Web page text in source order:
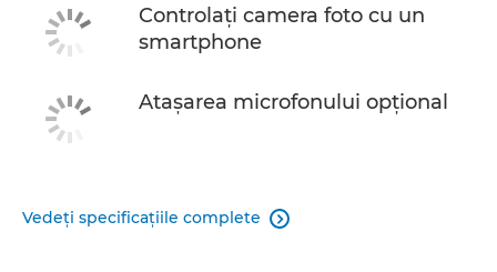
Controlaţi camera foto cu un
smartphone
Ataşarea microfonului opţional
Vedeţi specificaţiile complete 